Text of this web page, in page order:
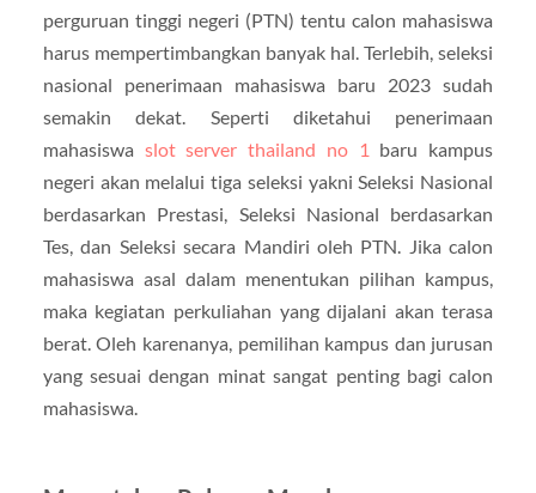
perguruan tinggi negeri (PTN) tentu calon mahasiswa
harus mempertimbangkan banyak hal. Terlebih, seleksi
nasional penerimaan mahasiswa baru 2023 sudah
semakin dekat. Seperti diketahui penerimaan
mahasiswa slot server thailand no 1 baru kampus
negeri akan melalui tiga seleksi yakni Seleksi Nasional
berdasarkan Prestasi, Seleksi Nasional berdasarkan
Tes, dan Seleksi secara Mandiri oleh PTN. Jika calon
mahasiswa asal dalam menentukan pilihan kampus,
maka kegiatan perkuliahan yang dijalani akan terasa
berat. Oleh karenanya, pemilihan kampus dan jurusan
yang sesuai dengan minat sangat penting bagi calon
mahasiswa.